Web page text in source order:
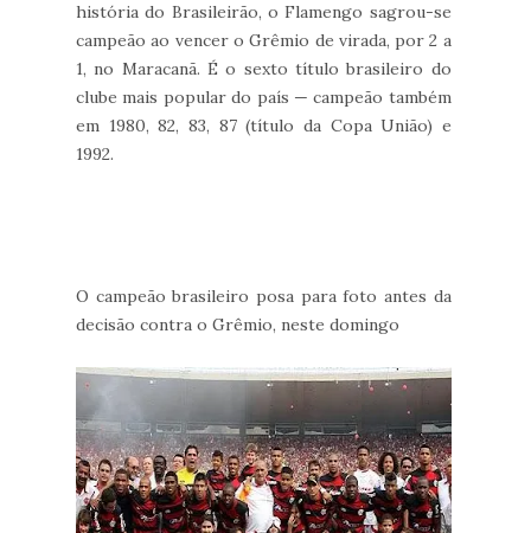
história do Brasileirão, o Flamengo sagrou-se
campeão ao vencer o Grêmio de virada, por 2 a
1, no Maracanã. É o sexto título brasileiro do
clube mais popular do país — campeão também
em 1980, 82, 83, 87 (título da Copa União) e
1992.
O campeão brasileiro posa para foto antes da
decisão contra o Grêmio, neste domingo